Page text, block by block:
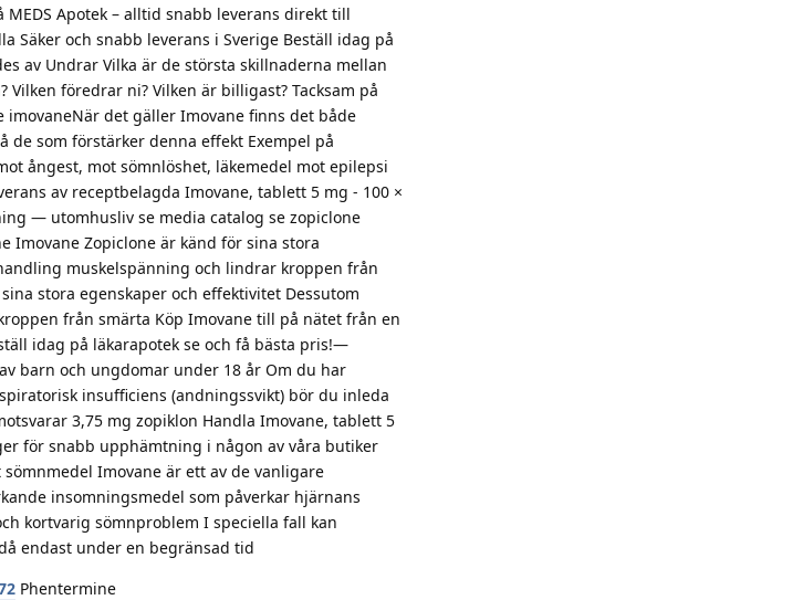
Apotek – alltid snabb leverans direkt till
Säker och snabb leverans i Sverige Beställ idag på
av Undrar Vilka är de största skillnaderna mellan
föredrar ni? Vilken är billigast? Tacksam på
det gäller Imovane finns det både
de som förstärker denna effekt Exempel på
ångest, mot sömnlöshet, läkemedel mot epilepsi
av receptbelagda Imovane, tablett 5 mg - 100 ×
— utomhusliv se media catalog se zopiclone
Imovane Zopiclone är känd för sina stora
muskelspänning och lindrar kroppen från
stora egenskaper och effektivitet Dessutom
från smärta Köp Imovane till på nätet från en
idag på läkarapotek se och få bästa pris!—
barn och ungdomar under 18 år Om du har
insufficiens (andningssvikt) bör du inleda
3,75 mg zopiklon Handla Imovane, tablett 5
för snabb upphämtning i någon av våra butiker
Imovane är ett av de vanligare
insomningsmedel som påverkar hjärnans
kortvarig sömnproblem I speciella fall kan
endast under en begränsad tid
Phentermine